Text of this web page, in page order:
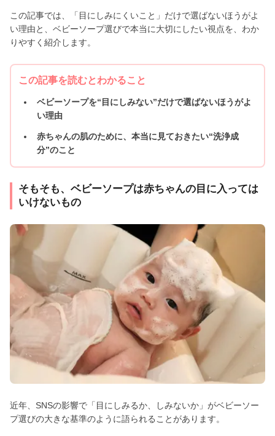
この記事では、「目にしみにくいこと」だけで選ばないほうがよ
い理由と、ベビーソープ選びで本当に大切にしたい視点を、わか
りやすく紹介します。
この記事を読むとわかること
ベビーソープを“目にしみない”だけで選ばないほうがよ
い理由
赤ちゃんの肌のために、本当に見ておきたい“洗浄成
分”のこと
そもそも、ベビーソープは赤ちゃんの目に入っては
いけないもの
近年、SNSの影響で「目にしみるか、しみないか」がベビーソー
プ選びの大きな基準のように語られることがあります。